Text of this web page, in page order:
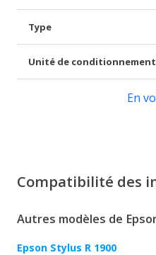
Type
Unité de conditionnement
En
Compatibilité des
Autres modèles de
Epson Stylus R 1900